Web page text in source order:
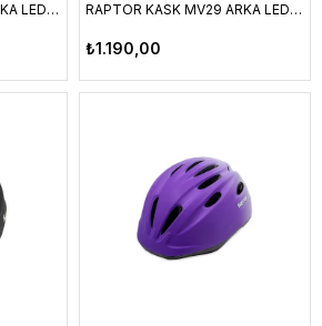
RAPTOR KASK MV29 ARKA LED LAMBALI FILELI SIYAH/KIRMIZI L BEDEN RAPTOR KASK MV29 ARKA LED LAMBALI FILELI SIYAH/KIRMIZI M BEDEN
₺1.190,00